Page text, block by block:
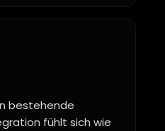
bestehende
fühlt sich wie